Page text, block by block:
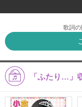
歌詞
「ふたり…」